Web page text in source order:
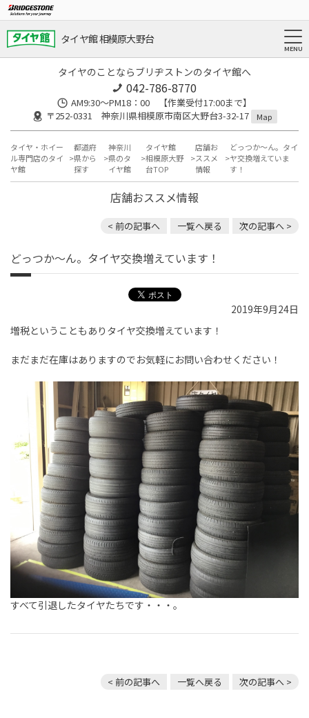
タイヤ館 相模原大野台
タイヤのことならブリヂストンのタイヤ館へ
042-786-8770
AM9:30～PM18：00 【作業受付17:00まで】
〒252-0331 神奈川県相模原市南区大野台3-32-17
Map
タイヤ・ホイー
ル専門店のタイ
ヤ館
都道府
県から
探す
神奈川
県のタ
イヤ館
タイヤ館
相模原大野
台TOP
店舗お
ススメ
情報
どっつか～ん。タイ
ヤ交換増えていま
す！
店舗おススメ情報
< 前の記事へ 一覧へ戻る 次の記事へ >
どっつか～ん。タイヤ交換増えています！
2019年9月24日
増税ということもありタイヤ交換増えています！
まだまだ在庫はありますのでお気軽にお問い合わせください！
すべて引退したタイヤたちです・・・。
< 前の記事へ 一覧へ戻る 次の記事へ >